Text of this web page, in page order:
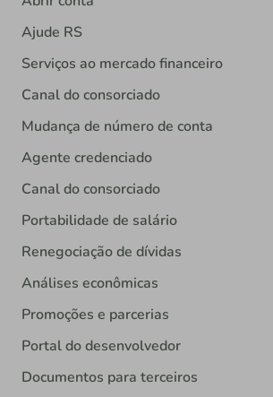
Ajude RS
Serviços ao mercado financeiro
Canal do consorciado
Mudança de número de conta
Agente credenciado
Canal do consorciado
Portabilidade de salário
Renegociação de dívidas
Análises econômicas
Promoções e parcerias
Portal do desenvolvedor
Documentos para terceiros